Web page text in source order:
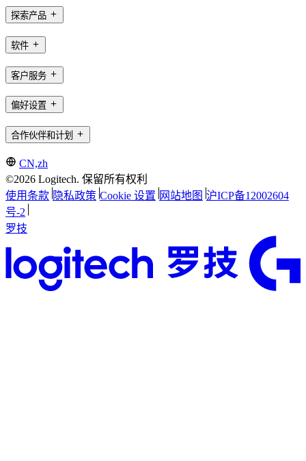
探索产品
软件
客户服务
偏好设置
合作伙伴和计划
CN,zh
©2026 Logitech. 保留所有权利
使用条款 隐私政策 Cookie 设置 网站地图 沪ICP备12002604
号-2
罗技